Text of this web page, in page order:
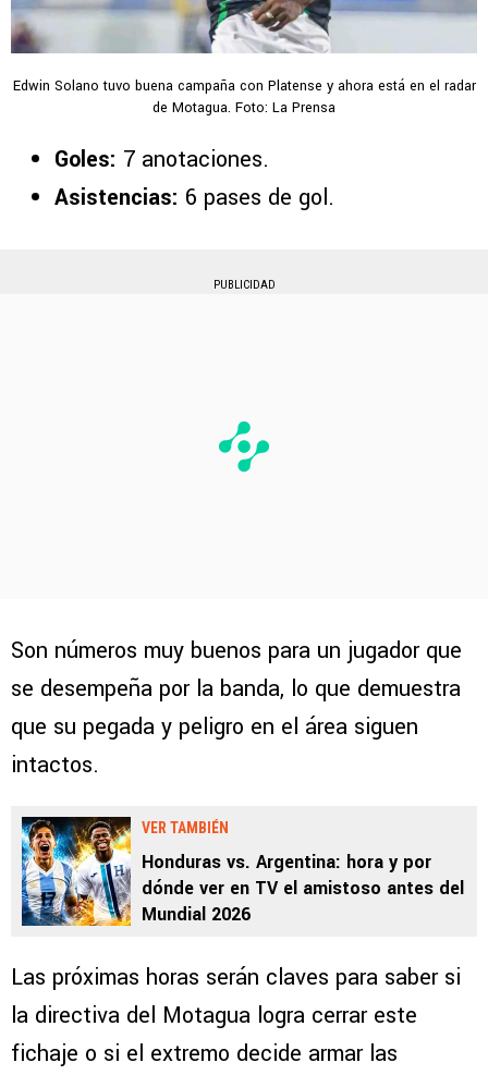
Edwin Solano tuvo buena campaña con Platense y ahora está en el radar
de Motagua. Foto: La Prensa
Goles: 7 anotaciones.
Asistencias: 6 pases de gol.
PUBLICIDAD
Son números muy buenos para un jugador que
se desempeña por la banda, lo que demuestra
que su pegada y peligro en el área siguen
intactos.
VER TAMBIÉN
Honduras vs. Argentina: hora y por
dónde ver en TV el amistoso antes del
Mundial 2026
Las próximas horas serán claves para saber si
la directiva del Motagua logra cerrar este
fichaje o si el extremo decide armar las